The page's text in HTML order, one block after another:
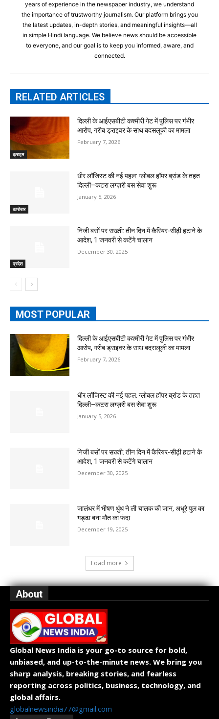
years of experience in the newspaper industry, we understand
the importance of trustworthy journalism. Our platform brings you
the latest updates, in-depth stories, and meaningful insights—all
in simple Hindi language. We believe news should be accessible
to everyone, and our goal is to keep you informed, aware, and
connected.
RELATED ARTICLES
क्राइम
दिल्ली के आईएसबीटी कश्मीरी गेट में पुलिस पर गंभीर
आरोप, गरीब ड्राइवर के साथ बदसलूकी का मामला
February 7, 2026
कारोबार
धीर लॉजिस्ट की नई पहल: ग्लोबल हॉपर ब्रांड के तहत
दिल्ली–कटरा लग्ज़री बस सेवा शुरू
January 5, 2026
प्रदेश
निजी बसों पर सख्ती: तीन दिन में कैरियर-सीढ़ी हटाने के
आदेश, 1 जनवरी से कटेंगे चालान
December 30, 2025
MOST POPULAR
दिल्ली के आईएसबीटी कश्मीरी गेट में पुलिस पर गंभीर
आरोप, गरीब ड्राइवर के साथ बदसलूकी का मामला
February 7, 2026
धीर लॉजिस्ट की नई पहल: ग्लोबल हॉपर ब्रांड के तहत
दिल्ली–कटरा लग्ज़री बस सेवा शुरू
January 5, 2026
निजी बसों पर सख्ती: तीन दिन में कैरियर-सीढ़ी हटाने के
आदेश, 1 जनवरी से कटेंगे चालान
December 30, 2025
जालंधर में भीषण धुंध ने ली चालक की जान, अधूरे पुल का
गड्ढा बना मौत का फंदा
December 19, 2025
Load more
About
Global News India is your go-to source for bold,
unbiased, and up-to-the-minute news. We bring you
sharp analysis, breaking stories, and fearless
reporting across politics, business, technology, and
global affairs.
globalnewsindia77@gmail.com